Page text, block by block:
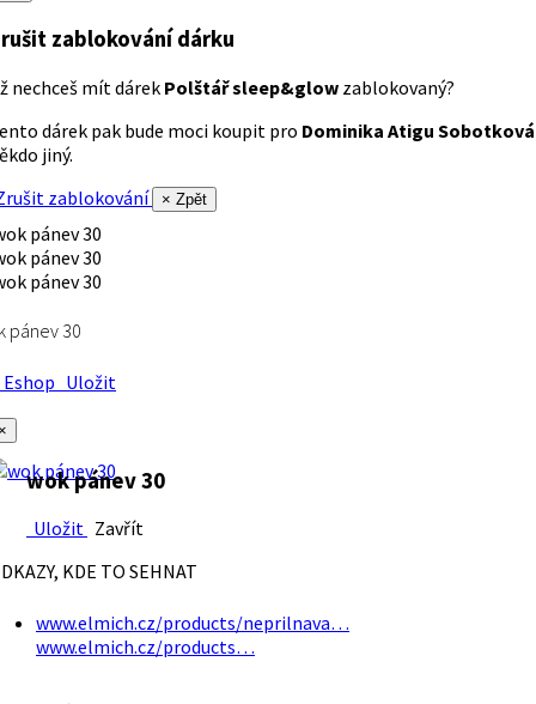
zablokování dárku
nechceš mít dárek Polštář sleep&glow zablokovaný?
dárek pak bude moci koupit pro Dominika Atigu Sobotková
jiný.
zablokování
× Zpět
pánev 30
Uložit
wok pánev 30
Uložit Zavřít
KDE TO SEHNAT
www.elmich.cz/products/neprilnava…
www.elmich.cz/products…